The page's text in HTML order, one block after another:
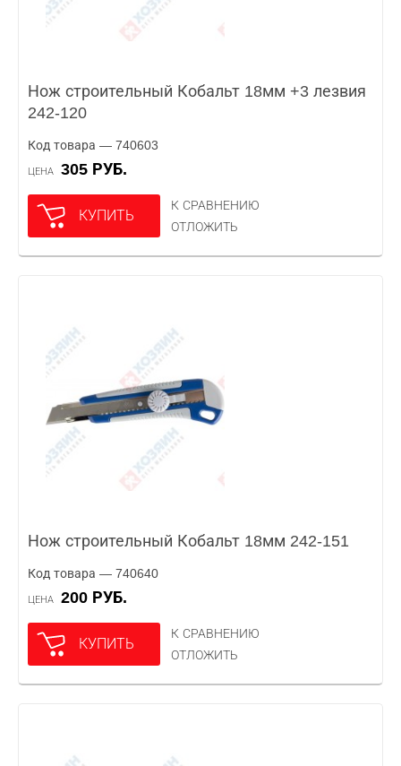
Нож строительный Кобальт 18мм +3 лезвия
242-120
Код товара — 740603
ЦЕНА 305 РУБ.
КУПИТЬ
К СРАВНЕНИЮ
ОТЛОЖИТЬ
Нож строительный Кобальт 18мм 242-151
Код товара — 740640
ЦЕНА 200 РУБ.
КУПИТЬ
К СРАВНЕНИЮ
ОТЛОЖИТЬ